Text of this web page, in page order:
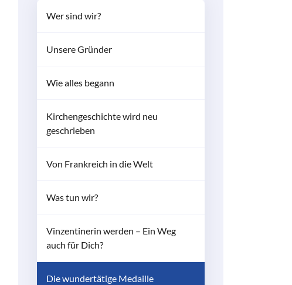
Wer sind wir?
Unsere Gründer
Wie alles begann
Kirchengeschichte wird neu
geschrieben
Von Frankreich in die Welt
Was tun wir?
Vinzentinerin werden – Ein Weg
auch für Dich?
Die wundertätige Medaille